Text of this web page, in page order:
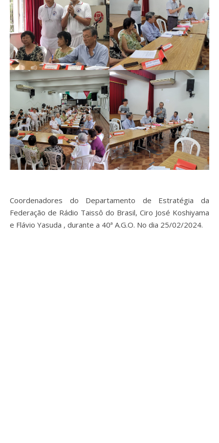
Coordenadores do Departamento de Estratégia da
Federação de Rádio Taissô do Brasil, Ciro José Koshiyama
e Flávio Yasuda , durante a 40ª A.G.O. No dia 25/02/2024.